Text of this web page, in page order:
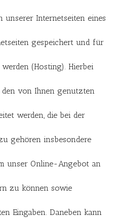
unserer Internetseiten eines
gespeichert und für
(Hosting). Hierbei
von Ihnen genutzten
werden, die bei der
gehören insbesondere
unser Online-Angebot an
zu können sowie
Eingaben. Daneben kann